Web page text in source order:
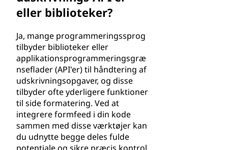
eller biblioteker?
Ja, mange programmeringssprog
tilbyder biblioteker eller
applikationsprogrammeringsgræ
nseflader (API'er) til håndtering af
udskrivningsopgaver, og disse
tilbyder ofte yderligere funktioner
til side formatering. Ved at
integrere formfeed i din kode
sammen med disse værktøjer kan
du udnytte begge deles fulde